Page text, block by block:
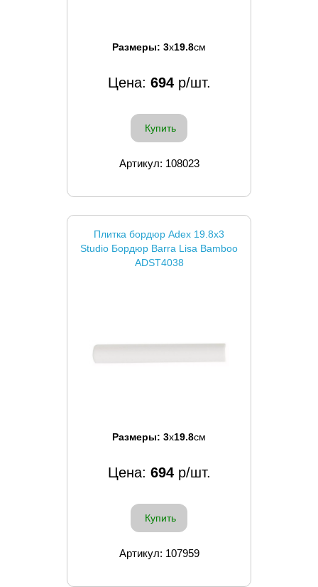
Размеры: 3x19.8см
Цена: 694р/шт.
Купить
Артикул: 108023
Плитка бордюр Adex 19.8x3
Studio Бордюр Barra Lisa Bamboo
ADST4038
Размеры: 3x19.8см
Цена: 694р/шт.
Купить
Артикул: 107959